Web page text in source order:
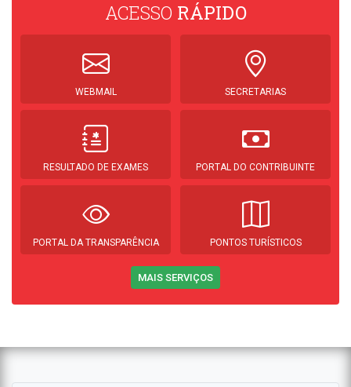
ACESSO RÁPIDO
WEBMAIL SECRETARIAS
RESULTADO DE EXAMES PORTAL DO CONTRIBUINTE
PORTAL DA TRANSPARÊNCIA PONTOS TURÍSTICOS
MAIS SERVIÇOS